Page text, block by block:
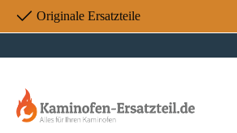
Hauptinhalt springen
Zur Suche springen
Zur Hauptnavigation springen
Originale Ersatzteile